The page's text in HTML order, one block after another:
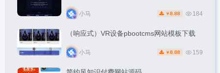
小马 ￥ 8.88 184
（响应式）VR设备pbootcms网站模板下载
小马 ￥ 8.88 159